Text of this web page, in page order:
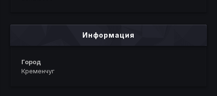
Информация
Город
Кременчуг